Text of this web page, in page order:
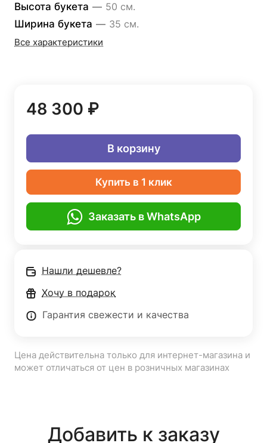
Высота букета — 50 см.
Ширина букета — 35 см.
Все характеристики
48 300 ₽
В корзину
Купить в 1 клик
Заказать в WhatsApp
Нашли дешевле?
Хочу в подарок
Гарантия свежести и качества
Цена действительна только для интернет-магазина и
может отличаться от цен в розничных магазинах
Добавить к заказу